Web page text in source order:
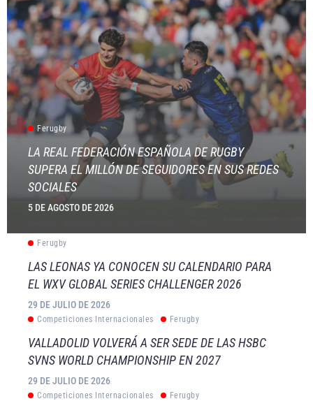
Ferugby
LA REAL FEDERACIÓN ESPAÑOLA DE RUGBY
SUPERA EL MILLÓN DE SEGUIDORES EN SUS REDES
SOCIALES
5 DE AGOSTO DE 2026
Ferugby
LAS LEONAS YA CONOCEN SU CALENDARIO PARA
EL WXV GLOBAL SERIES CHALLENGER 2026
29 DE JULIO DE 2026
Competiciones Internacionales Ferugby
VALLADOLID VOLVERÁ A SER SEDE DE LAS HSBC
SVNS WORLD CHAMPIONSHIP EN 2027
29 DE JULIO DE 2026
Competiciones Internacionales Ferugby